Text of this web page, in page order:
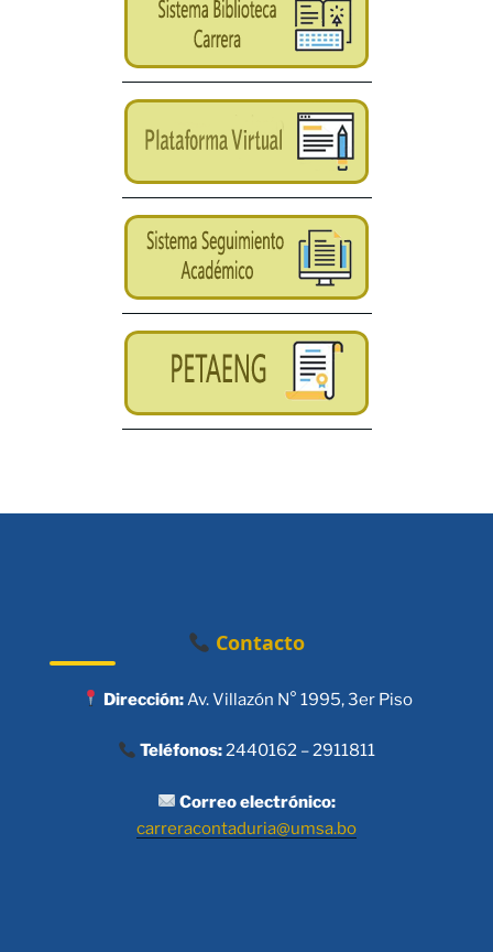
Contacto
Dirección:Av. Villazón N° 1995, 3er Piso
Teléfonos:2440162 – 2911811
Correo electrónico:
carreracontaduria@umsa.bo